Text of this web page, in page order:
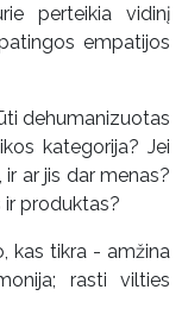
perteikia vidinį
empatijos
dehumanizuotas
kategorija? Jei
ar jis dar menas?
ir produktas?
kas tikra - amžina
rasti vilties